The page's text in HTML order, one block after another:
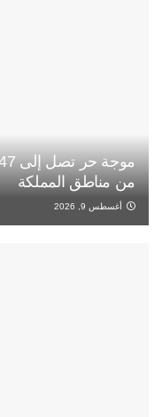
من مناطق المملكة
أغسطس 9, 2026